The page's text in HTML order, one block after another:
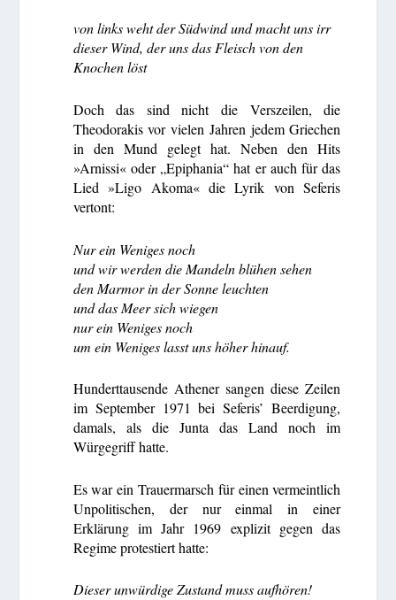
von links weht der Südwind und macht uns irr
dieser Wind, der uns das Fleisch von den
Knochen löst
Doch das sind nicht die Verszeilen, die
Theodorakis vor vielen Jahren jedem Griechen
in den Mund gelegt hat. Neben den Hits
»Arnissi« oder „Epiphania“ hat er auch für das
Lied »Ligo Akoma« die Lyrik von Seferis
vertont:
Nur ein Weniges noch
und wir werden die Mandeln blühen sehen
den Marmor in der Sonne leuchten
und das Meer sich wiegen
nur ein Weniges noch
um ein Weniges lasst uns höher hinauf.
Hunderttausende Athener sangen diese Zeilen
im September 1971 bei Seferis’ Beerdigung,
damals, als die Junta das Land noch im
Würgegriff hatte.
Es war ein Trauermarsch für einen vermeintlich
Unpolitischen, der nur einmal in einer
Erklärung im Jahr 1969 explizit gegen das
Regime protestiert hatte:
Dieser unwürdige Zustand muss aufhören!